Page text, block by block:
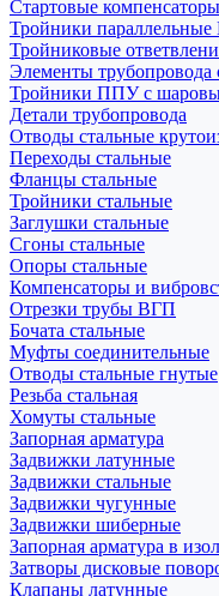
Стартовые компенсаторы
Тройники
Тройниковые
Элементы
Тройники ППУ с
Детали трубопровода
Отводы стальные
Переходы стальные
Фланцы стальные
Тройники стальные
Заглушки стальные
Сгоны стальные
Опоры стальные
Компенсаторы и
Отрезки трубы ВГП
Бочата стальные
Муфты соединительные
Отводы стальные гнутые
Резьба стальная
Хомуты стальные
Запорная арматура
Задвижки латунные
Задвижки стальные
Задвижки чугунные
Задвижки шиберные
Запорная арматура в
Затворы дисковые
Клапаны латунные